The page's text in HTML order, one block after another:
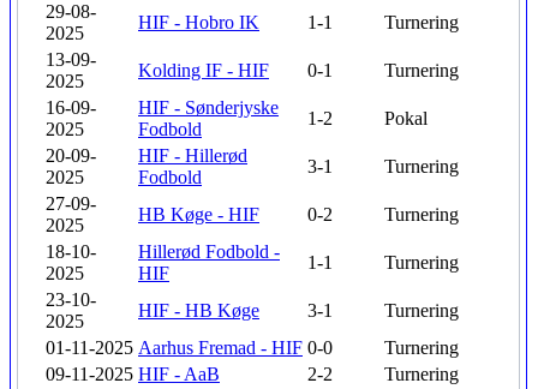
29-08-
2025
HIF - Hobro IK 1-1
Turnering
13-09-
2025
Kolding IF - HIF 0-1
Turnering
16-09-
2025
HIF - Sønderjyske
Fodbold
1-2
Pokal
20-09-
2025
HIF - Hillerød
Fodbold
3-1
Turnering
27-09-
2025
HB Køge - HIF 0-2
Turnering
18-10-
2025
Hillerød Fodbold -
HIF
1-1
Turnering
23-10-
2025
HIF - HB Køge 3-1
Turnering
01-11-2025 Aarhus Fremad - HIF 0-0
Turnering
09-11-2025 HIF - AaB 2-2
Turnering